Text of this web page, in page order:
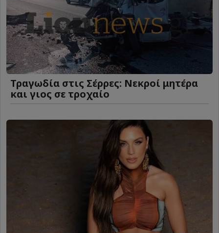
Τραγωδία στις Σέρρες: Νεκροί μητέρα
και γιος σε τροχαίο